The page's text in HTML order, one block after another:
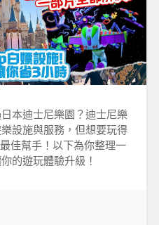
本迪士尼樂園？迪士尼樂
設施與服務，但想要玩得
佳幫手！以下為你整理一
的遊玩體驗升級！